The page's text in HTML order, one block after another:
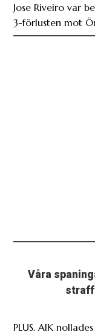
Jose Riveiro var
3-förlusten mot
Våra
PLUS. AIK